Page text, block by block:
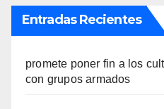
Entradas Recientes
promete poner fin a los
con grupos armados